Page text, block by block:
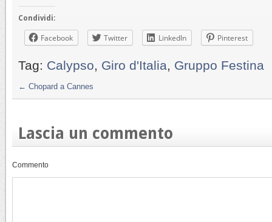
Condividi:
Facebook Twitter LinkedIn Pinterest
Tag: Calypso Giro d'Italia Gruppo Festina
← Chopard a Cannes
Lascia un commento
Commento